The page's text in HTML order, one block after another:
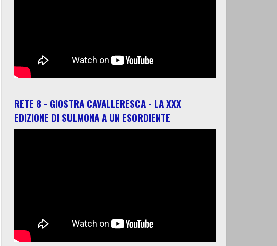
RETE 8 - GIOSTRA CAVALLERESCA - LA XXX
EDIZIONE DI SULMONA A UN ESORDIENTE